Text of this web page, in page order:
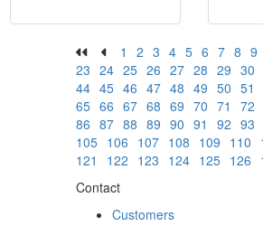
1 2 3 4 5 6 7 8 9
23 24 25 26 27 28 29 30
44 45 46 47 48 49 50 51
65 66 67 68 69 70 71 72
86 87 88 89 90 91 92 93
105 106 107 108 109 110
121
122 123 124 125 126
Contact
Customers